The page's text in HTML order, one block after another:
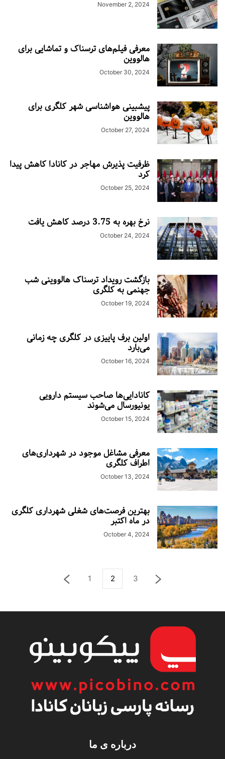
November 2, 2024
معرفی فیلم‌های ترسناک و تماشایی برای
هالووین
October 30, 2024
پیشبینی هواشناسی شهر کلگری برای
هالووین
October 27, 2024
ظرفیت پذیرش مهاجر در کانادا کاهش پیدا
کرد
October 25, 2024
نرخ بهره به 3.75 درصد کاهش یافت
October 24, 2024
بازگشت رویداد ترسناک هالووینی شب
جهنمی به کلگری
October 19, 2024
اولین برف پاییزی در کلگری چه زمانی
می‌بارد
October 16, 2024
کانادایی‌ها صاحب سیستم دارویی
یونیورسال می‌شوند
October 15, 2024
معرفی مشاغل موجود در شهرداری‌های
اطراف کلگری
October 13, 2024
بهترین فرصت‌های شغلی شهرداری کلگری
در ماه اکتبر
October 4, 2024
1 2 3
درباره ی ما